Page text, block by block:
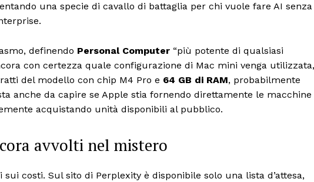
una specie di cavallo di battaglia per chi vuole fare AI senza
definendo Personal Computer “più potente di qualsiasi
con certezza quale configurazione di Mac mini venga utilizzata,
del modello con chip M4 Pro e 64 GB di RAM, probabilmente
anche da capire se Apple stia fornendo direttamente le macchine
acquistando unità disponibili al pubblico.
avvolti nel mistero
costi. Sul sito di Perplexity è disponibile solo una lista d’attesa,